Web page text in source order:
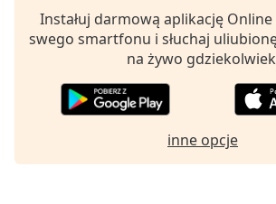
subtitles
off,
in-
Instałuj darmową aplikację Online
swego smartfonu i słuchaj
na żywo
inne opcje